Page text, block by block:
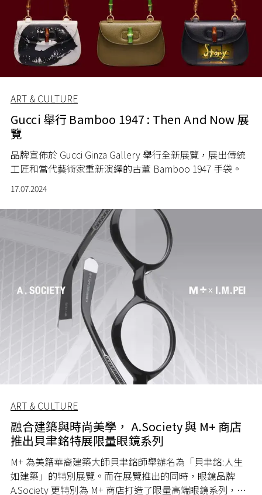
ART & CULTURE
Gucci 舉行 Bamboo 1947 : Then And Now 展
覽
品牌宣佈於 Gucci Ginza Gallery 舉行全新展覽， 展出傳統
工匠和當代藝術家重新演繹的古董 Bamboo 1947 手袋。
17.07.2024
ART & CULTURE
融合建築與時尚美學， A.Society 與 M+ 商店
推出貝聿銘特展限量眼鏡系列
M+ 為美籍華裔建築大師貝聿銘師舉辦名為「貝聿銘:人生
如建築」的特別展覽。而在展覽推出的同時，眼鏡品牌
A.Society 更特別為 M+ 商店打造了限量高端眼鏡系列，融